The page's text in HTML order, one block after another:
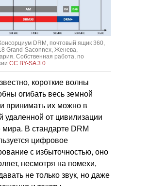
DRM, почтовый ящик 360,
Grand-Saconnex, Женева,
Собственная работа, по
CC BY-SA 3.0
короткие волны
огибать весь земной
принимать их можно в
удаленной от цивилизации
мира. В стандарте DRM
цифровое
с избыточностью, оно
несмотря на помехи,
не только звук, но даже